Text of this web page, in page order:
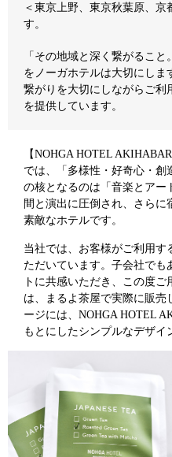
＜東京上野、東京秋葉原、京
す。
「その地域と深く繋がるこ
をノーガホテルは大切にし
繋がりを大切にしながらご利
を提供しています。
【NOHGA HOTEL
では、「多様性・好奇心・
の核となるのは「音楽とアー
間と演出に圧倒され、さらに
素敵なホテルです。
当社では、お客様がご利用
ただいています。子会社で
トに共感いただき、この度
は、まるよ茶屋で実際に販売
ージには、NOHGA HOTEL
もとにしたシンプルなデザイ